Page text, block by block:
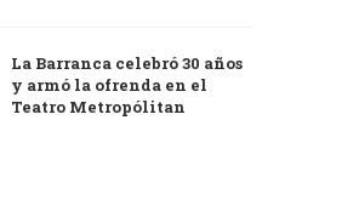
La Barranca celebró 30 años
y armó la ofrenda en el
Teatro Metropólitan